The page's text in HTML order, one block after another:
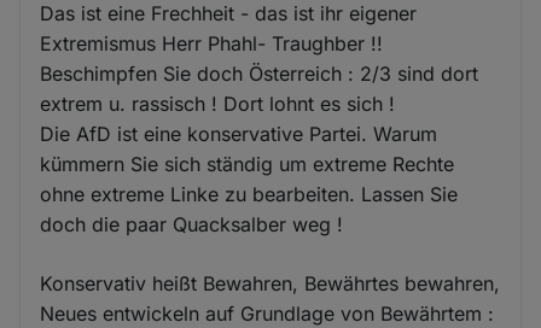
Das ist eine Frechheit - das ist ihr eigener
Extremismus Herr Phahl- Traughber !!
Beschimpfen Sie doch Österreich : 2/3 sind dort
extrem u. rassisch ! Dort lohnt es sich !
Die AfD ist eine konservative Partei. Warum
kümmern Sie sich ständig um extreme Rechte
ohne extreme Linke zu bearbeiten. Lassen Sie
doch die paar Quacksalber weg !
Konservativ heißt Bewahren, Bewährtes bewahren,
Neues entwickeln auf Grundlage von Bewährtem :